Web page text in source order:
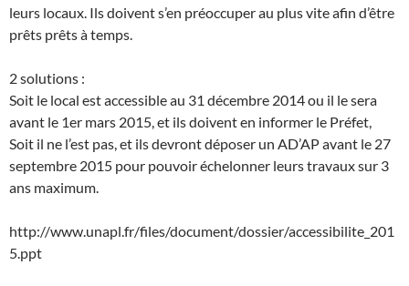
leurs locaux. Ils doivent s’en préoccuper au plus vite afin d’être
prêts prêts à temps.
2 solutions :
Soit le local est accessible au 31 décembre 2014 ou il le sera
avant le 1er mars 2015, et ils doivent en informer le Préfet,
Soit il ne l’est pas, et ils devront déposer un AD’AP avant le 27
septembre 2015 pour pouvoir échelonner leurs travaux sur 3
ans maximum.
http://www.unapl.fr/files/document/dossier/accessibilite_201
5.ppt